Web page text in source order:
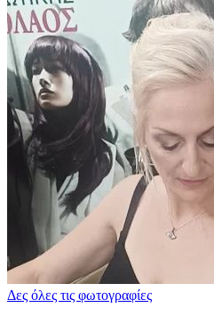
Δες όλες τις φωτογραφίες